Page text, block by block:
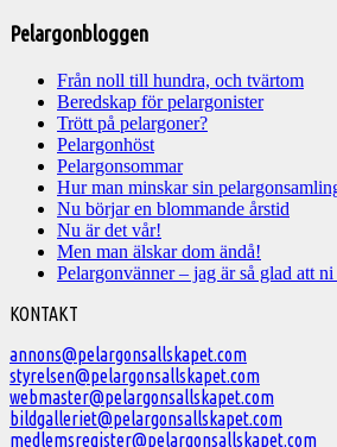
Pelargonbloggen
Från noll till hundra, och tvärtom
Beredskap för pelargonister
Trött på pelargoner?
Pelargonhöst
Pelargonsommar
Hur man minskar sin
Nu börjar en blommande årstid
Nu är det vår!
Men man älskar dom ändå!
Pelargonvänner – jag är så glad att
Välkommen
till
Svenska
Pelargonsällskapet
KONTAKT
annons@pelargonsallskapet.com
styrelsen@pelargonsallskapet.com
webmaster@pelargonsallskapet.com
bildgalleriet@pelargonsallskapet.com
medlemsregister@pelargonsallskapet.com